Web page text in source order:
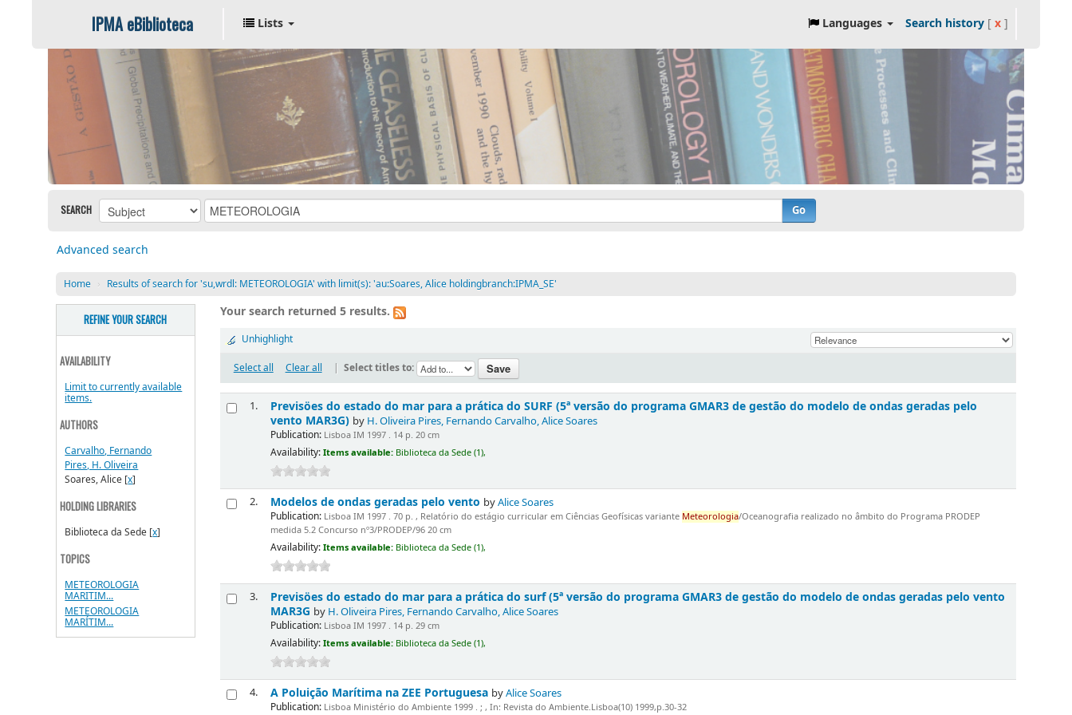
IPMA eBiblioteca Lists Languages Search history[ x]
SEARCH Go
Advanced search
Home › Results of search for 'su,wrdl: METEOROLOGIA' with limit(s): 'au:Soares, Alice holdingbranch:IPMA_SE'
REFINE YOUR SEARCH
AVAILABILITY
Limit to currently available
items.
AUTHORS
Carvalho, Fernando
Pires, H. Oliveira
Soares, Alice [x]
HOLDING LIBRARIES
Biblioteca da Sede [x]
TOPICS
METEOROLOGIA
MARITIM...
METEOROLOGIA
MARÍTIM...
Your search returned 5 results.
Unhighlight
Select all
Clear all Select titles to:
1.
Previsöes do estado do mar para a prática do SURF (5ª versão do programa GMAR3 de gestão do modelo de ondas geradas pelo
vento MAR3G) by H. Oliveira Pires, Fernando Carvalho, Alice Soares
Publication:Lisboa IM 1997 . 14 p. 20 cm
Availability: Items available: Biblioteca da Sede (1),
2. Modelos de ondas geradas pelo vento byAlice Soares
Publication:Lisboa IM 1997 . 70 p. , Relatório do estágio curricular em Ciências Geofísicas variante Meteorologia/Oceanografia realizado no âmbito do Programa PRODEP
medida 5.2 Concurso nº3/PRODEP/96 20 cm
Availability: Items available: Biblioteca da Sede (1),
3.
Previsöes do estado do mar para a prática do surf (5ª versão do programa GMAR3 de gestão do modelo de ondas geradas pelo vento
MAR3G by H. Oliveira Pires, Fernando Carvalho, Alice Soares
Publication:Lisboa IM 1997 . 14 p. 29 cm
Availability: Items available: Biblioteca da Sede (1),
4. A Poluição Marítima na ZEE Portuguesa byAlice Soares
Publication:Lisboa Ministério do Ambiente 1999 . ; , In: Revista do Ambiente.Lisboa(10) 1999,p.30-32